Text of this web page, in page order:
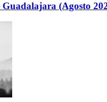
Guadalajara (Agosto